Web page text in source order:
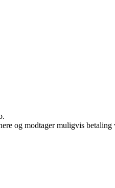
og modtager muligvis